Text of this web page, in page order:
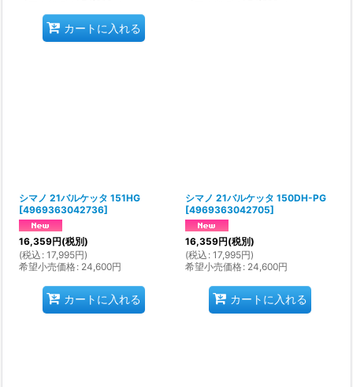
カートに入れる
シマノ 21バルケッタ 151HG
[4969363042736]
16,359円(税別)
(税込 : 17,995円)
希望小売価格: 24,600円
カートに入れる
シマノ 21バルケッタ 150DH-PG
[4969363042705]
16,359円(税別)
(税込 : 17,995円)
希望小売価格: 24,600円
カートに入れる